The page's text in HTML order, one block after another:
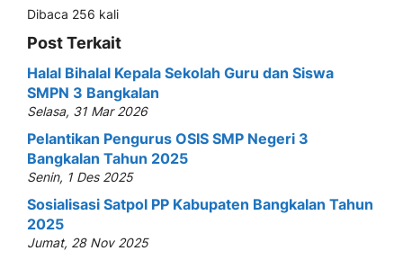
Dibaca 256 kali
Post Terkait
Halal Bihalal Kepala Sekolah Guru dan Siswa
SMPN 3 Bangkalan
Selasa, 31 Mar 2026
Pelantikan Pengurus OSIS SMP Negeri 3
Bangkalan Tahun 2025
Senin, 1 Des 2025
Sosialisasi Satpol PP Kabupaten Bangkalan Tahun
2025
Jumat, 28 Nov 2025